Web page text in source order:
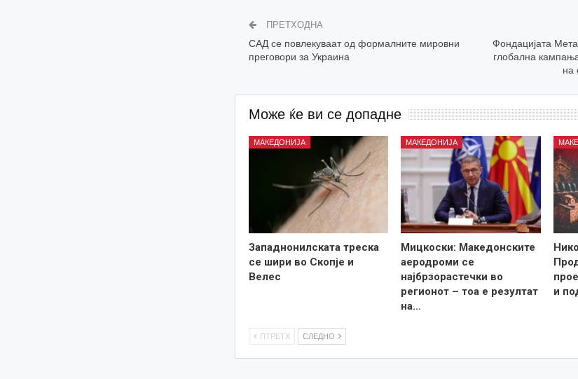
ПРЕТХОДНА
САД се повлекуваат од формалните мировни
преговори за Украина
Фондацијата
глобална
на
Може ќе ви се допадне
МАКЕДОНИЈА
Западнонилската треска
се шири во Скопје и
Велес
МАКЕДОНИЈА
Мицкоски: Македонските
аеродроми се
најбрзорастечки во
регионот – тоа е резултат
на…
и
ПТРЕТХ СЛЕДНО